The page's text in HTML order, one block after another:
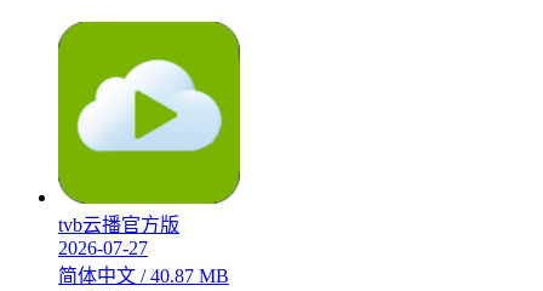
tvb云播官方版
2026-07-27
简体中文 / 40.87 MB